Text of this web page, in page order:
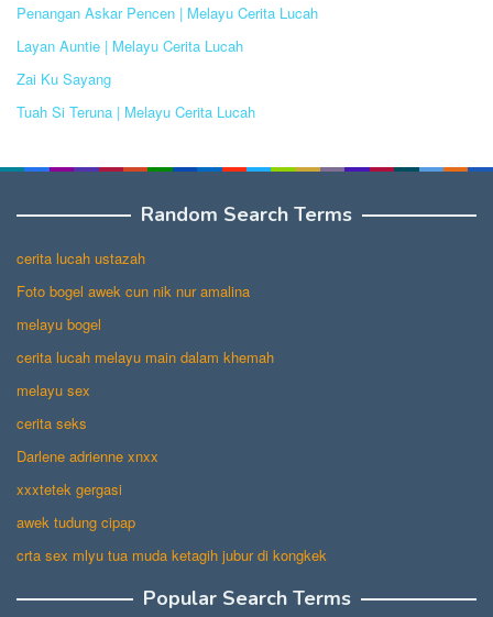
Penangan Askar Pencen | Melayu Cerita Lucah
Layan Auntie | Melayu Cerita Lucah
Zai Ku Sayang
Tuah Si Teruna | Melayu Cerita Lucah
Random Search Terms
cerita lucah ustazah
Foto bogel awek cun nik nur amalina
melayu bogel
cerita lucah melayu main dalam khemah
melayu sex
cerita seks
Darlene adrienne xnxx
xxxtetek gergasi
awek tudung cipap
crta sex mlyu tua muda ketagih jubur di kongkek
Popular Search Terms